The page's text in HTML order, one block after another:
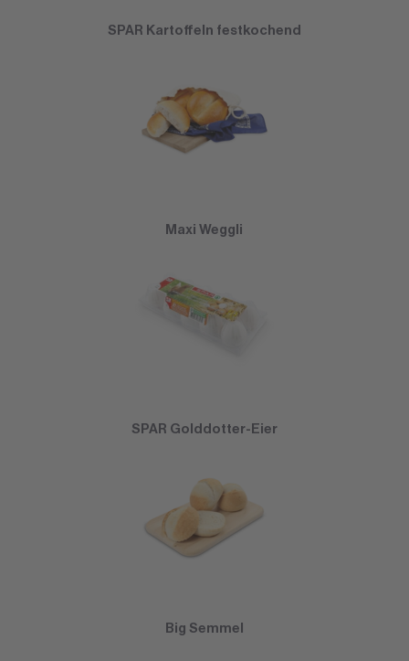
SPAR Kartoffeln festkochend
Maxi Weggli
SPAR Golddotter-Eier
Big Semmel